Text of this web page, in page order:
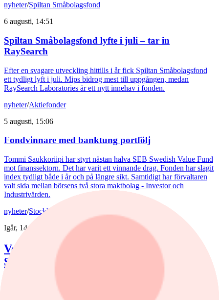
nyheter/Spiltan Småbolagsfond
6 augusti, 14:51
Spiltan Småbolagsfond lyfte i juli – tar in
RaySearch
Efter en svagare utveckling hittills i år fick Spiltan Småbolagsfond
ett tydligt lyft i juli. Mips bidrog mest till uppgången, medan
RaySearch Laboratories är ett nytt innehav i fonden.
nyheter/Aktiefonder
5 augusti, 15:06
Fondvinnare med banktung portfölj
Tommi Saukkoriipi har styrt nästan halva SEB Swedish Value Fund
mot finanssektorn. Det har varit ett vinnande drag. Fonden har slagit
index tydligt både i år och på längre sikt. Samtidigt har förvaltaren
valt sida mellan börsens två stora maktbolag - Investor och
Industrivärden.
nyheter/Stockholmsbörsen
Igår, 14:40
Veckans vinnare och förlorare på
Stockholmsbörsen
Large Cap. Placera listar aktierna som gått bäst och sämst i veckan.